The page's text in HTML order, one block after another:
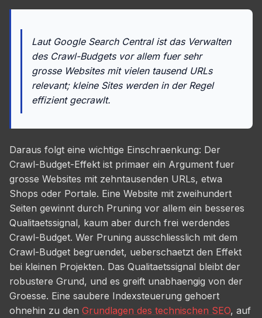
Laut Google Search Central ist das Verwalten
des Crawl-Budgets vor allem fuer sehr
grosse Websites mit vielen tausend URLs
relevant; kleine Sites werden in der Regel
effizient gecrawlt.
Daraus folgt eine wichtige Einschraenkung: Der
Crawl-Budget-Effekt ist primaer ein Argument fuer
grosse Websites mit zehntausenden URLs, etwa
Shops oder Portale. Eine Website mit zweihundert
Seiten gewinnt durch Pruning vor allem ein besseres
Qualitaetssignal, kaum aber durch frei werdendes
Crawl-Budget. Wer Pruning ausschliesslich mit dem
Crawl-Budget begruendet, ueberschaetzt den Effekt
bei kleinen Projekten. Das Qualitaetssignal bleibt der
robustere Grund, und es greift unabhaengig von der
Groesse. Eine saubere Indexsteuerung gehoert
ohnehin zu den Grundlagen des technischen SEO, auf